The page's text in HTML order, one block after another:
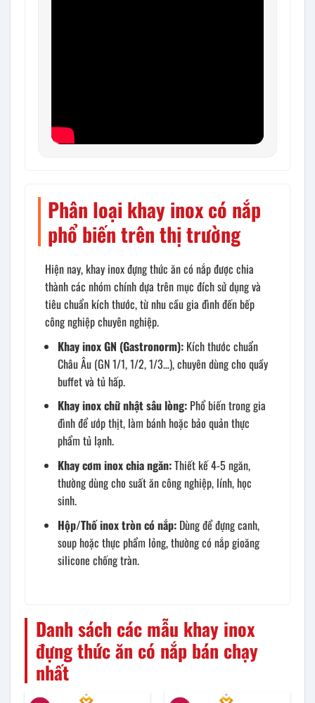
Phân loại khay inox có nắp
phổ biến trên thị trường
Hiện nay, khay inox đựng thức ăn có nắp được chia
thành các nhóm chính dựa trên mục đích sử dụng và
tiêu chuẩn kích thước, từ nhu cầu gia đình đến bếp
công nghiệp chuyên nghiệp.
Khay inox GN (Gastronorm): Kích thước chuẩn
Châu Âu (GN 1/1, 1/2, 1/3…), chuyên dùng cho quầy
buffet và tủ hấp.
Khay inox chữ nhật sâu lòng: Phổ biến trong gia
đình để ướp thịt, làm bánh hoặc bảo quản thực
phẩm tủ lạnh.
Khay cơm inox chia ngăn:Thiết kế 4-5 ngăn,
thường dùng cho suất ăn công nghiệp, lính, học
sinh.
Hộp/Thố inox tròn có nắp: Dùng để đựng canh,
soup hoặc thực phẩm lỏng, thường có nắp gioăng
silicone chống tràn.
Danh sách các mẫu khay inox
đựng thức ăn có nắp bán chạy
nhất